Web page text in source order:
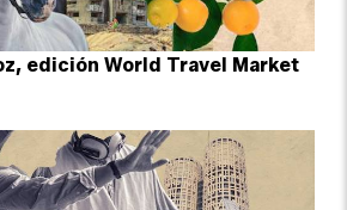
edición World Travel Market